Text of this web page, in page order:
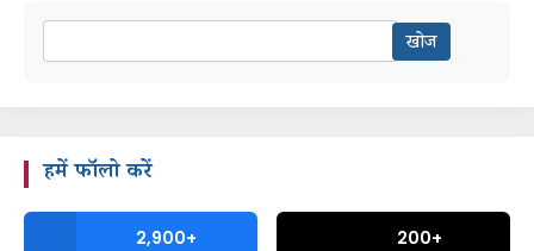
हमें फॉलो करें
2,900+ 200+